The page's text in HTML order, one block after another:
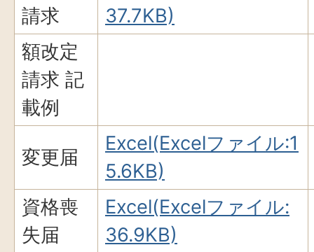
請求
37.7KB)
額改定
請求 記
載例
変更届
Excel(Excelファイル:1
5.6KB)
資格喪
失届
Excel(Excelファイル:
36.9KB)